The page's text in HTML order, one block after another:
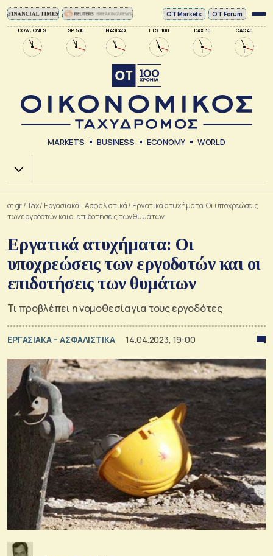
DOW JONES SP 500 NASDAQ FTSE 100 DAX 30 CAC 40
ΟΤ Markets OT Forum
MARKETS BUSINESS ECONOMY WORLD
Χ.Α.
ot.gr/Tax/ Εργασιακά – Ασφαλιστικά/ Εργατικά ατυχήματα: Οι υποχρεώσεις
των εργοδοτών και οι επιδοτήσεις των θυμάτων
Εργατικά ατυχήματα: Οι
υποχρεώσεις των εργοδοτών και οι
επιδοτήσεις των θυμάτων
Τι προβλέπει η νομοθεσία για τους εργοδότες
ΕΡΓΑΣΙΑΚΑ – ΑΣΦΑΛΙΣΤΙΚΑ 14.04.2023, 19:00